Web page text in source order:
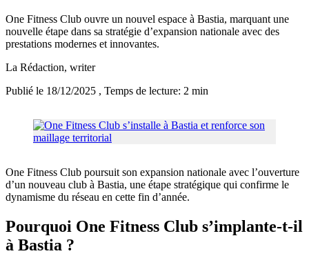
One Fitness Club ouvre un nouvel espace à Bastia, marquant une
nouvelle étape dans sa stratégie d’expansion nationale avec des
prestations modernes et innovantes.
La Rédaction, writer
Publié le 18/12/2025 , Temps de lecture: 2 min
One Fitness Club poursuit son expansion nationale avec l’ouverture
d’un nouveau club à Bastia, une étape stratégique qui confirme le
dynamisme du réseau en cette fin d’année.
Pourquoi One Fitness Club s’implante-t-il
à Bastia ?